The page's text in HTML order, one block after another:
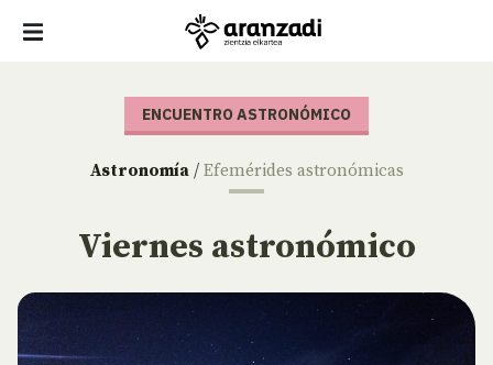
ENCUENTRO ASTRONÓMICO
Astronomía/ Efemérides astronómicas
Viernes astronómico